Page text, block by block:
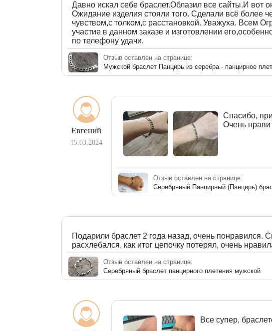
Давно искал себе браслет.Облазил все сайты.И вот
Ожидание изделия стояли того. Сделали всё более
чувством,с толком,с расстановкой. Уважуха. Всем
участие в данном заказе и изготовлении
по телефону удачи.
Отзыв оставлен на странице:
Мужской браслет Панцирь из серебра - панцирное
Евгений
15.03.2024
Спасибо,
Очень
Отзыв оставлен на странице:
Серебряный Панцирный (Панцирь)
Подарили браслет 2 года назад, очень понравился.
расхлебался, как итог цепочку потерял, очень
Отзыв оставлен на странице:
Серебряный браслет панцирного плетения мужской
Все супер,